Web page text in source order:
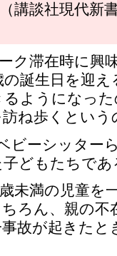
講談社現代新
ク滞在時に興
誕生日を迎え
ようになっ
ね歩くという
ビーシッター
どもたちであ
未満の児童を
ろん、親の不
故が起きたと